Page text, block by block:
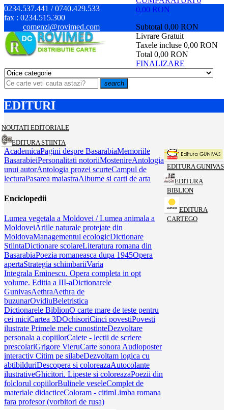
0234.537.441 / 0740.429.533
fax : 0234.515.300
comenzi@rovimed.com
0,00 RON
Subtotal 0,00 RON
Livrare Gratuit
Taxele incluse 0,00 RON
Total 0,00 RON
FINALIZARE
search
EDITURI
NOUTATI EDITORIALE
EDITURA STIINTA
AcademicaPagini despre BasarabiaMemoriile
BasarabieiPersonalitati notoriiMostenireAntologia
unui autorAntologia prozei scurteCampul de
lecturaPasarea maiastraAlbume si carti de arta
Enciclopedii
Lumea vegetala a Moldovei / Lumea animala a
MoldoveiAriile naturale protejate din
MoldovaManagementul ecologicDictionare
StiintaDictionare scolareLiteratura romana din
BasarabiaPoezia romaneasca dupa 1945Opera
apertaStrategia schimbariiVaria
EDITURA GUNIVAS
Integrala Eminescu. Opera completa in opt
volume. Editia a III-aDictionarele
GunivasAethraAethra de
buzunarOvidiuBeletristica
EDITURA
BIBLION
Dictionarele BiblionO carte mare de teste pentru
cei miciCartea 3DOchisoriCinci povestiPovesti
ilustrate Primele mele cunostinteDezvoltare
personala a copiilorCaiete - lectii de scriere
prescolariGrigore VieruCarte sonora Audioposter
interactiv Citim pe silabeDezvoltam logica cu
abtibilduriDescopera si coloreazaAutocolante
ilustrativeGhicitori. Lipeste si coloreazaPoezii din
folclorul copiilorBulinele veseleComplet de
materiale didacticeColoram - citimLimba romana
fara profesor (vorbitori de rusa)
EDITURA
CARTEGO